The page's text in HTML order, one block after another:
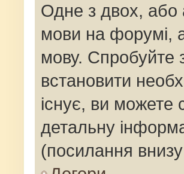
Одне з двох, або
мови на форумі,
мову. Спробуйте
встановити
існує, ви можете
детальну
(посилання внизу